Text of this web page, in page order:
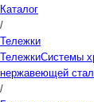
Каталог
/
Тележки
ТележкиСистемы
нержавеющей
/